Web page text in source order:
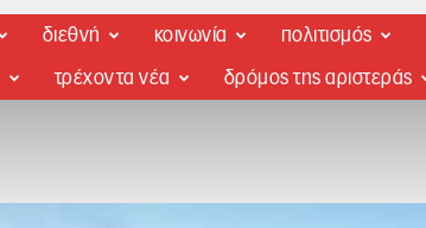
διεθνή κοινωνία πολιτισμός
τρέχοντα νέα δρόμος της αριστεράς